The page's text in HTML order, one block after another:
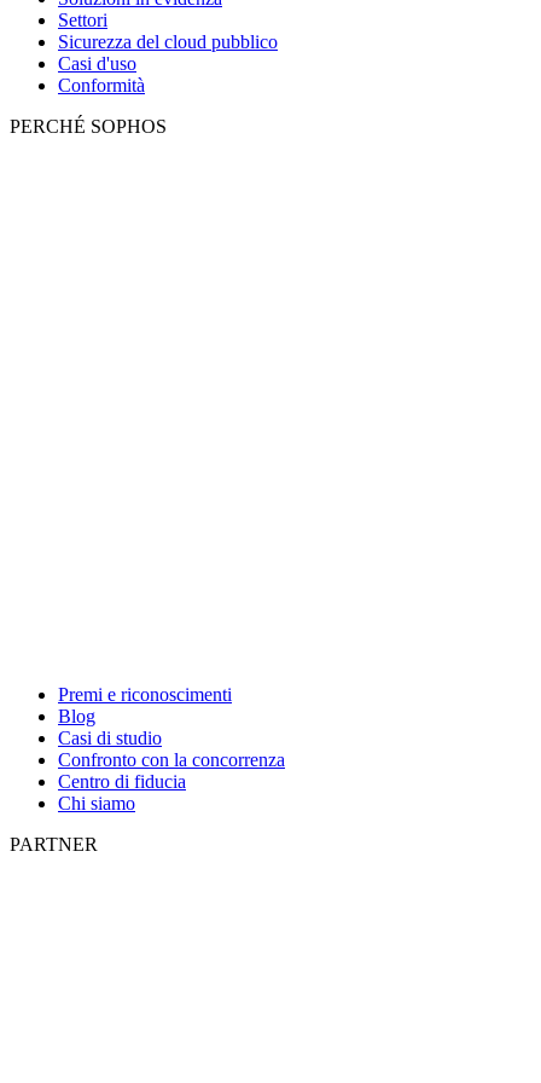
Settori
Sicurezza del cloud pubblico
Casi d'uso
Conformità
PERCHÉ SOPHOS
Premi e riconoscimenti
Blog
Casi di studio
Confronto con la concorrenza
Centro di fiducia
Chi siamo
PARTNER